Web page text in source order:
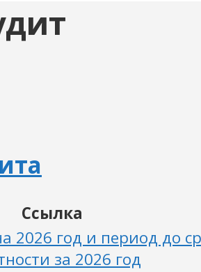
Ссылка
год и период до
за 2026 год